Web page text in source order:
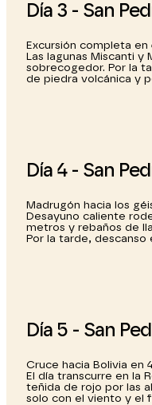
Día 3 - San
Excursión completa en
Las lagunas Miscanti
sobrecogedor. Por la
de piedra volcánica y
Día 4 - San
Madrugón hacia los
Desayuno caliente
metros y rebaños de
Por la tarde,
Día 5 - San
Cruce hacia Bolivia en
El día transcurre en la
teñida de rojo por las
solo con el viento y el